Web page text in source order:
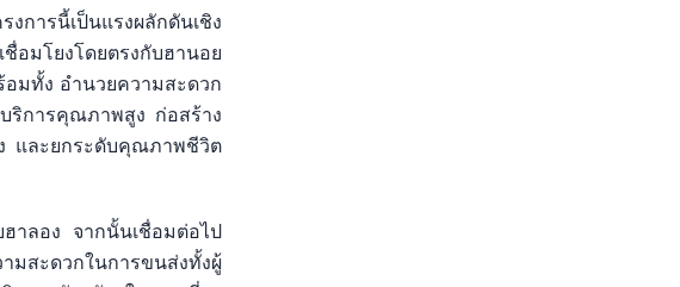
ารนี้เป็นแรงผลักดันเชิง
อมโยงโดยตรงกับฮานอย
อมทั้ง อำนวยความสะดวก
ริการคุณภาพสูง ก่อสร้าง
และยกระดับคุณภาพชีวิต
ฮาลอง จากนั้นเชื่อมต่อไป
สะดวกในการขนส่งทั้งผู้